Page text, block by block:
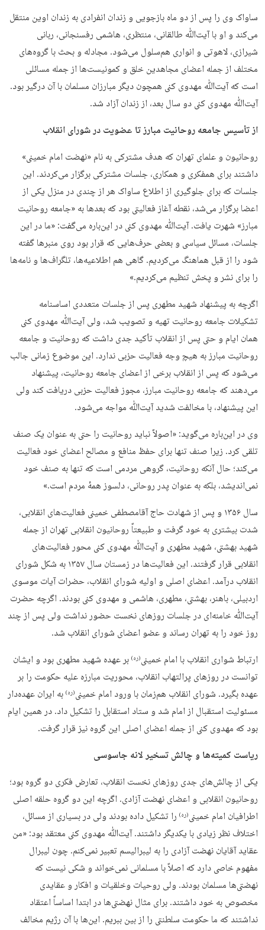
ساواک وی را پس از دو ماه بازجویی و زندان انفرادی به زندان اوین منتقل
می‌کند و او با آیت‌ﷲ طالقانی، منتظری، هاشمی رفسنجانی، ربانی
شیرازی، لاهوتی و انواری هم‌سلول می‌شود. مجادله و بحث با گروه‌های
مختلف از جمله اعضای مجاهدین خلق و کمونیست‌ها از جمله مسائلی
است که آیت‌ﷲ مهدوی کنی همچون دیگر مبارزان مسلمان با آن درگیر بود.
آیت‌ﷲ مهدوی کنی دو سال بعد، از زندان آزاد شد.
از تأسیس جامعه روحانیت مبارز تا عضویت در شورای انقلاب
روحانیون و علمای تهران که هدف مشترکی به نام «نهضت امام خمینی»
داشتند برای همفکری و همکاری، جلسات مشترکی برگزار می‌کردند. این
جلسات که برای جلوگیری از اطلاع ساواک هر از چندی در منزل یکی از
اعضا برگزار می‌شد، نقطه آغاز فعالیتی بود که بعدها به «جامعه روحانیت
مبارز» شهرت یافت. آیت‌ﷲ مهدوی کنی در این‌باره می‌گفت: «ما در این
جلسات، مسائل سیاسی و بعضی حرف‌هایی که قرار بود روی منبرها گفته
شود را از قبل هماهنگ می‌کردیم. گاهی هم اطلاعیه‌ها، تلگراف‌ها و نامه‌ها
را برای نشر و پخش تنظیم می‌کردیم.»
اگرچه به پیشنهاد شهید مطهری پس از جلسات متعددی اساسنامه
تشکیلات جامعه روحانیت تهیه و تصویب شد، ولی آیت‌ﷲ مهدوی کنی
همان ایام و حتی پس از انقلاب تأکید جدی داشت که روحانیت و جامعه
روحانیت مبارز به هیچ وجه فعالیت حزبی ندارد. این موضوع زمانی جالب
می‌شود که پس از انقلاب برخی از اعضای جامعه روحانیت، پیشنهاد
می‌دهند که جامعه روحانیت مبارز، مجوز فعالیت حزبی دریافت کند ولی
این پیشنهاد، با مخالفت شدید آیت‌ﷲ مواجه می‌شود.
وی در این‌باره می‌گوید: «اصولاً نباید روحانیت را حتی به عنوان یک صنف
تلقی کرد. زیرا صنف تنها برای حفظ منافع و مصالح اعضای خود فعالیت
می‌کند؛ حال آنکه روحانیت، گروهی مردمی است که تنها به صنف خود
نمی‌اندیشد، بلکه به عنوان پدر روحانی، دلسوز همهٔ مردم است.»
سال ۱۳۵۶ و پس از شهادت حاج آقامصطفی خمینی فعالیت‌های انقلابی،
شدت بیشتری به خود گرفت و طبیعتاً روحانیون انقلابی تهران از جمله
شهید بهشتی، شهید مطهری و آیت‌ﷲ مهدوی کنی محور فعالیت‌های
انقلابی قرار گرفتند. این فعالیت‌ها در زمستان سال ۱۳۵۷ به شکل شورای
انقلاب درآمد. اعضای اصلی و اولیه شورای انقلاب، حضرات آیات موسوی
اردبیلی، باهنر، بهشتی، مطهری، هاشمی و مهدوی کنی بودند. اگرچه حضرت
آیت‌ﷲ خامنه‌ای در جلسات روزهای نخست حضور نداشت ولی پس از چند
روز خود را به تهران رساند و عضو اعضای شورای انقلاب شد.
ارتباط شواری انقلاب با امام خمینی(ره) بر عهده شهید مطهری بود و ایشان
توانست در روزهای پرالتهاب انقلاب، محوریت مبارزه علیه حکومت را بر
عهده بگیرد. شورای انقلاب هم‌زمان با ورود امام خمینی(ره) به ایران عهده‌دار
مسئولیت استقبال از امام شد و ستاد استقابل را تشکیل داد. در همین ایام
بود که مهدوی کنی از جمله اعضای اصلی این گروه نیز قرار گرفت.
ریاست کمیته‌ها و چالش تسخیر لانه جاسوسی
یکی از چالش‌های جدی روزهای نخست انقلاب، تعارض فکری دو گروه بود؛
روحانیون انقلابی و اعضای نهضت آزادی. اگرچه این دو گروه حلقه اصلی
اطرافیان امام خمینی(ره) را تشکیل داده بودند ولی در بسیاری از مسائل،
اختلاف نظر زیادی با یکدیگر داشتند. آیت‌ﷲ مهدوی کنی معتقد بود: «من
عقاید آقایان نهضت آزادی را به لیبرالیسم تعبیر نمی‌کنم. چون لیبرال
مفهوم خاصی دارد که اصلاً با مسلمانی نمی‌خواند و شکی نیست که
نهضتی‌ها مسلمان بودند. ولی روحیات وخلقیات و افکار و عقایدی
مخصوص به خود داشتند. برای مثال نهضتی‌ها در ابتدا اساساً اعتقاد
نداشتند که ما حکومت سلطنتی را از بین ببریم. این‌ها با آن رژیم مخالف